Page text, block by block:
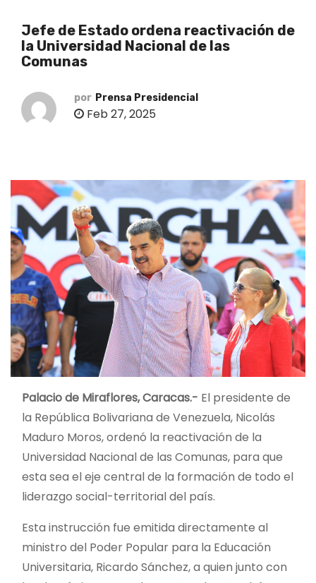
Jefe de Estado ordena reactivación de
la Universidad Nacional de las
Comunas
por Prensa Presidencial
Feb 27, 2025
Palacio de Miraflores, Caracas.- El presidente de
la República Bolivariana de Venezuela, Nicolás
Maduro Moros, ordenó la reactivación de la
Universidad Nacional de las Comunas, para que
esta sea el eje central de la formación de todo el
liderazgo social-territorial del país.
Esta instrucción fue emitida directamente al
ministro del Poder Popular para la Educación
Universitaria, Ricardo Sánchez, a quien junto con